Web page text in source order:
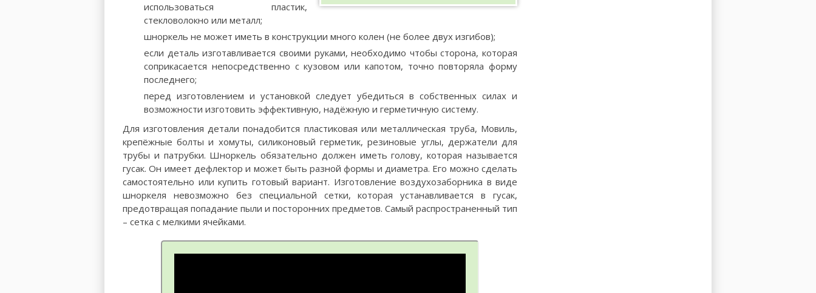
использоваться пластик,
стекловолокно или металл;
шноркель не может иметь в конструкции много колен (не более двух изгибов);
если деталь изготавливается своими руками, необходимо чтобы сторона, которая
соприкасается непосредственно с кузовом или капотом, точно повторяла форму
последнего;
перед изготовлением и установкой следует убедиться в собственных силах и
возможности изготовить эффективную, надёжную и герметичную систему.
Для изготовления детали понадобится пластиковая или металлическая труба, Мовиль,
крепёжные болты и хомуты, силиконовый герметик, резиновые углы, держатели для
трубы и патрубки. Шноркель обязательно должен иметь голову, которая называется
гусак. Он имеет дефлектор и может быть разной формы и диаметра. Его можно сделать
самостоятельно или купить готовый вариант. Изготовление воздухозаборника в виде
шноркеля невозможно без специальной сетки, которая устанавливается в гусак,
предотвращая попадание пыли и посторонних предметов. Самый распространенный тип
– сетка с мелкими ячейками.